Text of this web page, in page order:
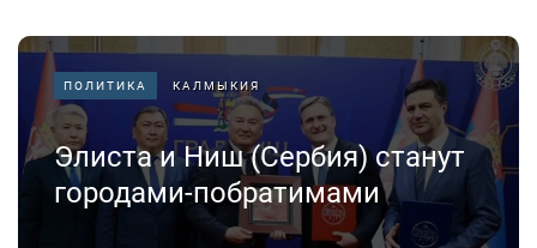
ПОЛИТИКА КАЛМЫКИЯ
Элиста и Ниш (Сербия) станут
городами-побратимами